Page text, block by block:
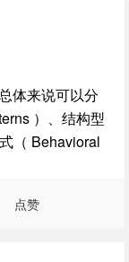
体来说可以分
）、结构型
（ Behavioral
点赞